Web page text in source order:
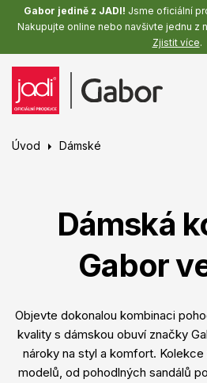
Gabor jedině z JADI! Jsme oficiální
Nakupujte online nebo navšivte jednu z
Zjistit více.
Úvod Dámské
Dámská
Gabor
Objevte dokonalou kombinaci
kvality s dámskou obuví značky
nároky na styl a komfort. Kolekce
modelů, od pohodlných sandálů